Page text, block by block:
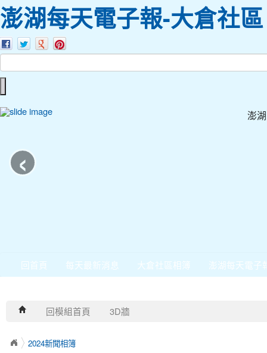
澎湖每天電子報-大倉社區
澎
‹
回首頁 每天最新消息 大倉社區相簿 澎湖每天電子
回模組首頁 3D牆
2024新聞相簿